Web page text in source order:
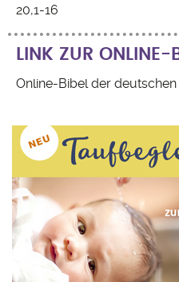
20,1-16
LINK ZUR ONLINE-
Online-Bibel der